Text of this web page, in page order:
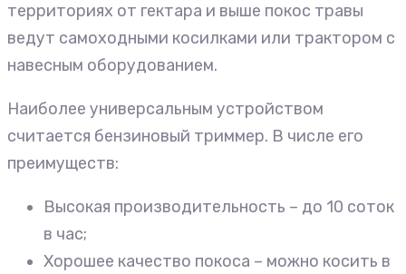
территориях от гектара и выше покос травы
ведут самоходными косилками или трактором с
навесным оборудованием.
Наиболее универсальным устройством
считается бензиновый триммер. В числе его
преимуществ:
Высокая производительность – до 10 соток
в час;
Хорошее качество покоса – можно косить в